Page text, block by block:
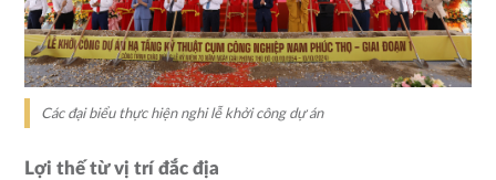
Các đại biểu thực hiện nghi lễ khởi công dự án
Lợi thế từ vị trí đắc địa